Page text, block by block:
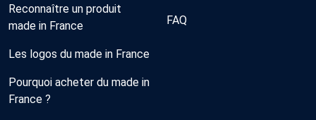
Reconnaître un produit
made in France
Les logos du made in France
Pourquoi acheter du made in
France ?
FAQ